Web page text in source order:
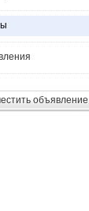
объявление